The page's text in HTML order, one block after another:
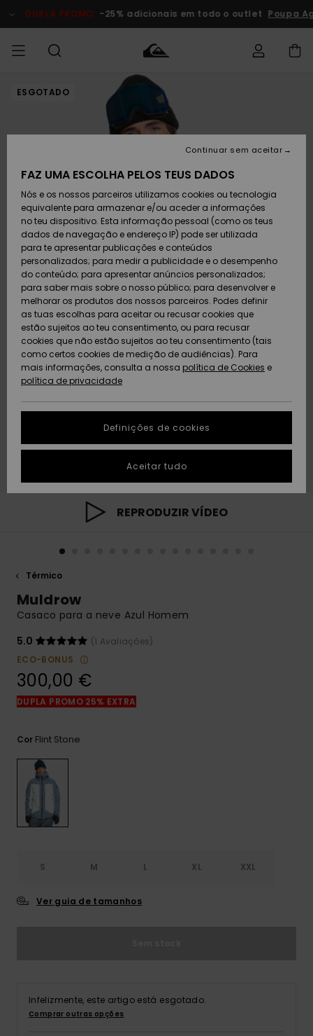
do
DUPLA PROMO -25% adicionais em todo o outlet Poupa
HOMEM Roupas
Calçado e
chinelos
Surfe/água
Snow
Artigos
recém-
chegados
Coleções
MENINO
Roupas
Calçado e
chinelos
Surfe/água
Neve
Artigos
recém-
chegados
Highlights
MULHER
chegados
Highlights
Snow
SURF
Surf Shop
Crianças
Highlights
Community
SNOW
Homem
Artigos
Criança
Snow Shop
Feminino
Highlights
Community
DUPLA
PROMO
Criança
Outlet
Mulher
AJUDA
Acede à tua
encomenda
Devoluções
Pagamento
Cartão
presente
Quiksilver
Freedom
Protecção de
dados
Guia de
tamanhos
conversa para
obteres a
resposta mais
rápida à tua
pergunta.
perguntas
frequentes e o
Consultar
SUSTAINABILITY
PRESENTE
ESGOTADO
REPRODUZIR VÍDEO
Térmico
Muldrow
Casaco para a neve Azul Homem
5.0
(1 Avaliações)
ECO-BONUS
300,00 €
DUPLA PROMO 25% EXTRA
Cor Flint Stone
S M L XL XXL
Ver guia de tamanhos
Infelizmente, este artigo está esgotado.
Comprar outras opções
FAZ UMA ESCOLHA PELOS TEUS DADOS
Nós e os nossos parceiros utilizamos cookies ou tecnologia
equivalente para armazenar e/ou aceder a informações
no teu dispositivo. Esta informação pessoal (como os teus
dados de navegação e endereço IP) pode ser utilizada
para te apresentar publicações e conteúdos
personalizados; para medir a publicidade e o desempenho
do conteúdo; para apresentar anúncios personalizados;
para saber mais sobre o nosso público; para desenvolver e
melhorar os produtos dos nossos parceiros. Podes definir
as tuas escolhas para aceitar ou recusar cookies que
estão sujeitos ao teu consentimento, ou para recusar
cookies que não estão sujeitos ao teu consentimento (tais
como certos cookies de medição de audiências). Para
mais informações, consulta a nossa política de Cookies e
política de privacidade
Definições de cookies
Continuar sem aceitar
Aceitar tudo